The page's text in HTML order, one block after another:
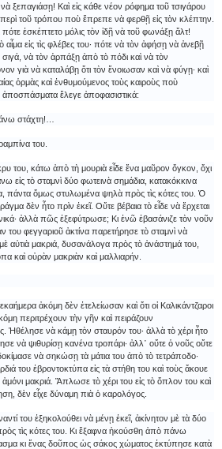
νὰ ξεπαγιάσῃ! Καὶ εἰς κάθε νέον ρόφημα τοῦ τσιγάρου
περὶ τοῦ τρόπου ποὺ ἔπρεπε νὰ φερθῇ εἰς τὸν κλέπτην.
ἐσκέπτετο μόλις τὸν ἰδῇ νὰ τοῦ φωνάξῃ ἄλτ!
εἰς τὶς φλέβες του· πότε νὰ τὸν ἀφήσῃ νὰ ἀνεβῇ
σιγά, νὰ τὸν ἁρπάξῃ ἀπὸ τὸ πόδι καὶ νὰ τὸν
γιὰ νὰ καταλάβῃ ὅτι τὸν ἔνοιωσαν καὶ νὰ φύγῃ· καὶ
ὁρμὰς καὶ ἐνθυμούμενος τοὺς καιροὺς ποὺ
ἀποσπάσματα ἔλεγε ἀποφασιστικά:
στάχτη!…
του.
του, κάτω ἀπὸ τὴ μουριὰ εἶδε ἕνα μαῦρον ὄγκον, ὄχι
εἰς τὸ σταμνὶ δύο φωτεινὰ σημάδια, κατακόκκινα
πάντα ὅμως στυλωμένα ψηλὰ πρὸς τὶς κότες του. Ὁ
δὲν ἦτο πρὶν ἐκεῖ. Οὔτε βέβαια τὸ εἶδε νὰ ἔρχεται
ἀλλὰ πῶς ἐξεφύτρωσε; Κι ἐνῶ ἐβασάνιζε τὸν νοῦν
του φεγγαριοῦ ἀκτίνα παρετήρησε τὸ σταμνὶ νὰ
αὐτιὰ μακριά, δυσανάλογα πρὸς τὸ ἀνάστημά του,
καὶ οὐρὰν μακριὰν καὶ μαλλιαρήν.
ἀκόμη δὲν ἐτελείωσαν καὶ ὅτι οἱ Καλικάντζαροι
περιτρέχουν τὴν γῆν καὶ πειράζουν
νὰ κάμῃ τὸν σταυρόν του· ἀλλὰ τὸ χέρι ἦτο
νὰ ψιθυρίσῃ κανένα τροπάρι· ἀλλ᾿ οὔτε ὁ νοῦς οὔτε
νὰ σηκώσῃ τὰ μάτια του ἀπὸ τὸ τετράποδο·
του ἐβροντοκτύπα εἰς τὰ στήθη του καὶ τοὺς ἄκουε
μακριά. Ἅπλωσε τὸ χέρι του εἰς τὸ ὅπλον του καὶ
δὲν εἶχε δύναμη πιὰ ὁ καρολόγος.
του ἐξηκολούθει νὰ μένῃ ἐκεῖ, ἀκίνητον μὲ τὰ δύο
τὶς κότες του. Κι ἔξαφνα ἠκούσθη ἀπὸ πάνω
κι ἕνας δοῦπος ὡς σάκος χώματος ἐκτύπησε κατὰ